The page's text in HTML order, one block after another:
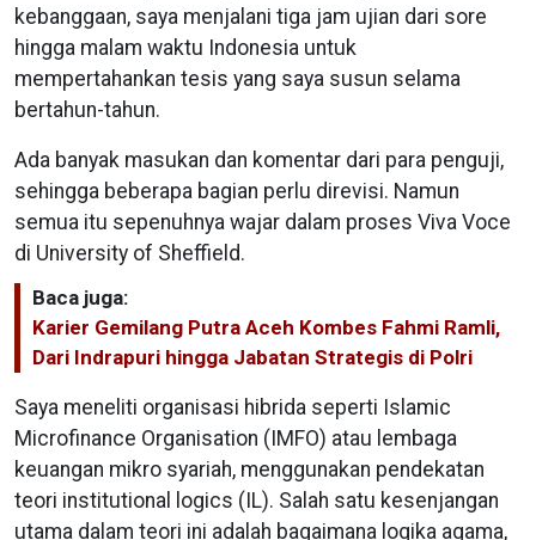
kebanggaan, saya menjalani tiga jam ujian dari sore
hingga malam waktu Indonesia untuk
mempertahankan tesis yang saya susun selama
bertahun-tahun.
Ada banyak masukan dan komentar dari para penguji,
sehingga beberapa bagian perlu direvisi. Namun
semua itu sepenuhnya wajar dalam proses Viva Voce
di University of Sheffield.
Baca juga:
Karier Gemilang Putra Aceh Kombes Fahmi Ramli,
Dari Indrapuri hingga Jabatan Strategis di Polri
Saya meneliti organisasi hibrida seperti Islamic
Microfinance Organisation (IMFO) atau lembaga
keuangan mikro syariah, menggunakan pendekatan
teori institutional logics (IL). Salah satu kesenjangan
utama dalam teori ini adalah bagaimana logika agama,